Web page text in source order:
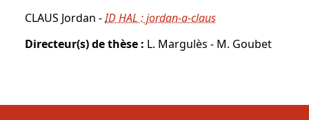
CLAUS Jordan -ID HAL : jordan-a-claus
Directeur(s) de thèse : L. Margulès - M. Goubet